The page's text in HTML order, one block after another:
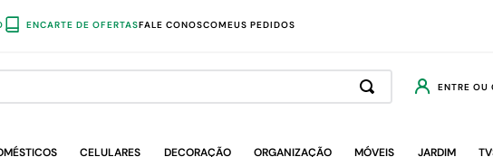
ENCARTE DE OFERTASFALE CONOSCOMEUS PEDIDOS
ENTRE OU
CELULARES DECORAÇÃO ORGANIZAÇÃO MÓVEIS JARDIM